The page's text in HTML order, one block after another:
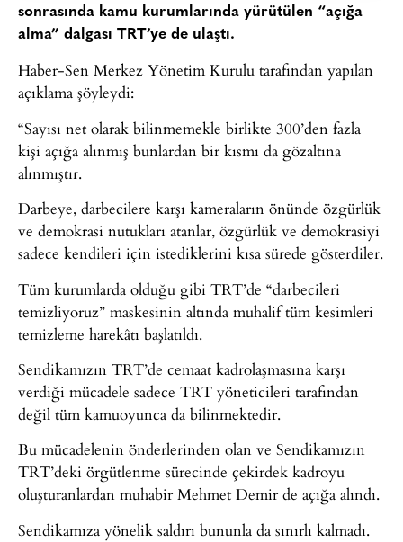
sonrasında kamu kurumlarında yürütülen “açığa
alma” dalgası TRT’ye de ulaştı.
Haber-Sen Merkez Yönetim Kurulu tarafından yapılan
açıklama şöyleydi:
“Sayısı net olarak bilinmemekle birlikte 300’den fazla
kişi açığa alınmış bunlardan bir kısmı da gözaltına
alınmıştır.
Darbeye, darbecilere karşı kameraların önünde özgürlük
ve demokrasi nutukları atanlar, özgürlük ve demokrasiyi
sadece kendileri için istediklerini kısa sürede gösterdiler.
Tüm kurumlarda olduğu gibi TRT’de “darbecileri
temizliyoruz” maskesinin altında muhalif tüm kesimleri
temizleme harekâtı başlatıldı.
Sendikamızın TRT’de cemaat kadrolaşmasına karşı
verdiği mücadele sadece TRT yöneticileri tarafından
değil tüm kamuoyunca da bilinmektedir.
Bu mücadelenin önderlerinden olan ve Sendikamızın
TRT’deki örgütlenme sürecinde çekirdek kadroyu
oluşturanlardan muhabir Mehmet Demir de açığa alındı.
Sendikamıza yönelik saldırı bununla da sınırlı kalmadı.